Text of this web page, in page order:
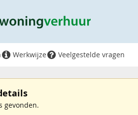
Werkwijze Veelgestelde vragen
gevonden.